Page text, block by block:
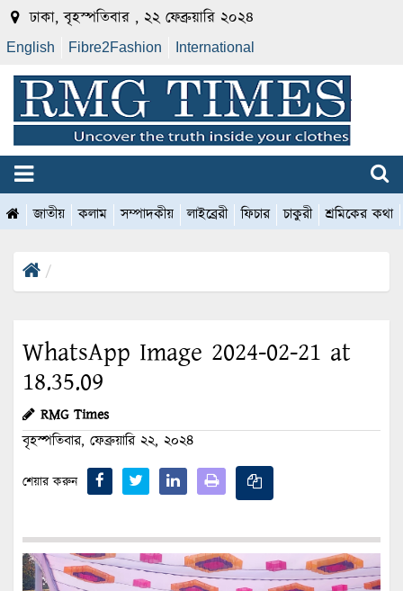
ঢাকা, বৃহস্পতিবার , ২২ ফেব্রুয়ারি ২০২৪
English Fibre2Fashion International
জাতীয় কলাম সম্পাদকীয় লাইব্রেরী ফিচার চাকুরী শ্রমিকের কথা
WhatsApp Image 2024-02-21 at
18.35.09
RMG Times
বৃহস্পতিবার, ফেব্রুয়ারি ২২, ২০২৪
শেয়ার করুন